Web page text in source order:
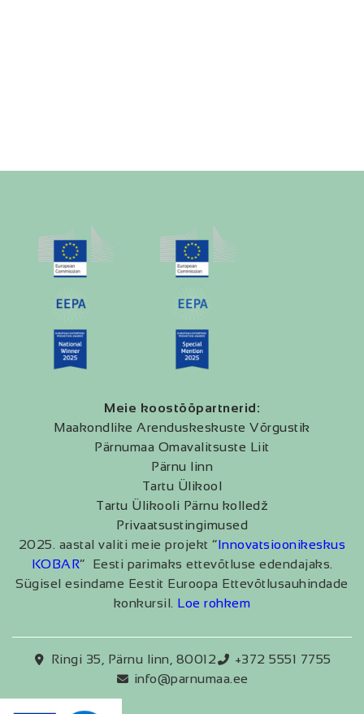
Meie koostööpartnerid:
Maakondlike Arenduskeskuste Võrgustik
Pärnumaa Omavalitsuste Liit
Pärnu linn
Tartu Ülikool
Tartu Ülikooli Pärnu kolledž
Privaatsustingimused
2025. aastal valiti meie projekt “Innovatsioonikeskus
KOBAR” Eesti parimaks ettevõtluse edendajaks.
Sügisel esindame Eestit Euroopa Ettevõtlusauhindade
konkursil. Loe rohkem
Ringi 35, Pärnu linn, 80012
+372 5551 7755
info@parnumaa.ee